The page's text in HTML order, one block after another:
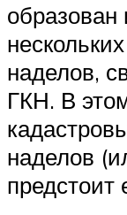
образован
наделов,
ГКН. В
наделов
предстоит